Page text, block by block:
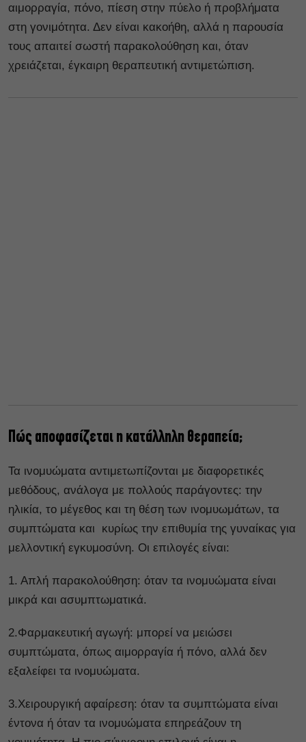
αιμορραγία, πόνο, πίεση στην πύελο ή προβλήματα
στη γονιμότητα. Δεν είναι κακοήθη, αλλά η παρουσία
τους απαιτεί σωστή παρακολούθηση και, όταν
χρειάζεται, έγκαιρη θεραπευτική αντιμετώπιση.
Πώς αποφασίζεται η κατάλληλη θεραπεία;
Τα ινομυώματα αντιμετωπίζονται με διαφορετικές
μεθόδους, ανάλογα με πολλούς παράγοντες: την
ηλικία, το μέγεθος και τη θέση των ινομυωμάτων, τα
συμπτώματα και κυρίως την επιθυμία της γυναίκας για
μελλοντική εγκυμοσύνη. Οι επιλογές είναι:
1. Απλή παρακολούθηση: όταν τα ινομυώματα είναι
μικρά και ασυμπτωματικά.
2.Φαρμακευτική αγωγή: μπορεί να μειώσει
συμπτώματα, όπως αιμορραγία ή πόνο, αλλά δεν
εξαλείφει τα ινομυώματα.
3.Χειρουργική αφαίρεση: όταν τα συμπτώματα είναι
έντονα ή όταν τα ινομυώματα επηρεάζουν τη